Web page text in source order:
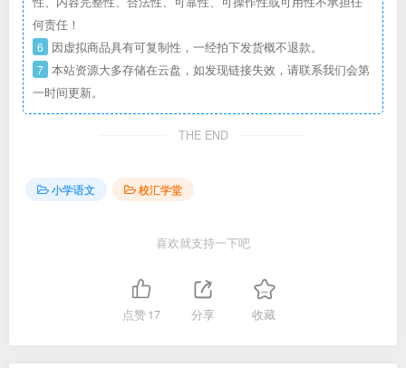
何责任！
6 因虚拟商品具有可复制性，一经拍下发货概不退款。
7 本站资源大多存储在云盘，如发现链接失效，请联系我们会第
一时间更新。
THE END
小学语文 校汇学堂
喜欢就支持一下吧
点赞17 分享 收藏